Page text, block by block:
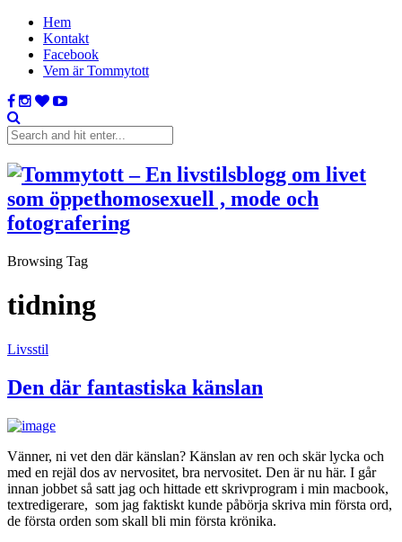
Hem
Kontakt
Facebook
Vem är Tommytott
Browsing Tag
tidning
Livsstil
Den där fantastiska känslan
Vänner, ni vet den där känslan? Känslan av ren och skär lycka och
med en rejäl dos av nervositet, bra nervositet. Den är nu här. I går
innan jobbet så satt jag och hittade ett skrivprogram i min macbook,
textredigerare, som jag faktiskt kunde påbörja skriva min första ord,
de första orden som skall bli min första krönika.